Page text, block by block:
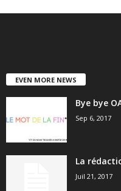
EVEN MORE NEWS
Bye bye
Sep 6, 2017
La
Juil 21, 2017